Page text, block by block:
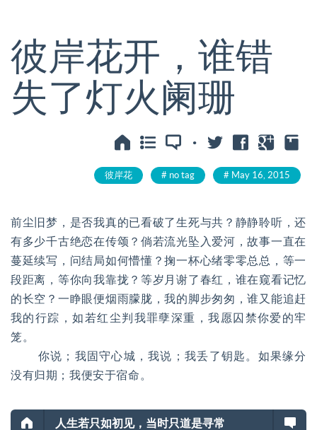
彼岸花开，谁错
失了灯火阑珊
·
彼岸花 no tag May 16, 2015
前尘旧梦，是否我真的已看破了生死与共？静静聆听，还
有多少千古绝恋在传颂？倘若流光坠入爱河，故事一直在
蔓延续写，问结局如何懵懂？掬一杯心绪零零总总，等一
段距离，等你向我靠拢？等岁月谢了春红，谁在窥看记忆
的长空？一睁眼便烟雨朦胧，我的脚步匆匆，谁又能追赶
我的行踪，如若红尘判我罪孽深重，我愿囚禁你爱的牢
笼。
你说；我固守心城，我说；我丢了钥匙。如果缘分
没有归期；我便安于宿命。
人生若只如初见，当时只道是寻常